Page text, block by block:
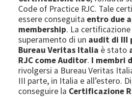
Code of Practice RJC. Tale
essere conseguitaentro due
membership. La
superamento di un audit di III
Bureau Veritas Italia è stato
RJC come Auditor. I membri
rivolgersi a Bureau Veritas
III parte, in Italia e all’estero.
conseguire la Certificazione